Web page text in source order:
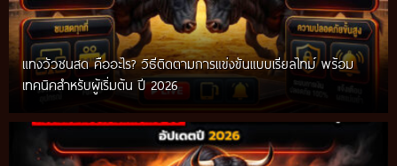
แทงวัวชนสด คืออะไร? วิธีติดตามการแข่งขันแบบเรียลไทม์ พร้อม
เทคนิคสำหรับผู้เริ่มต้น ปี 2026